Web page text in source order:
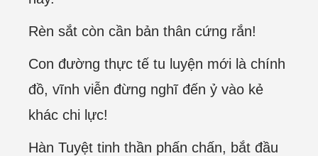
Rèn sắt còn cần bản thân cứng rắn!
Con đường thực tế tu luyện mới là chính
đồ, vĩnh viễn đừng nghĩ đến ỷ vào kẻ
khác chi lực!
Hàn Tuyệt tinh thần phấn chấn, bắt đầu